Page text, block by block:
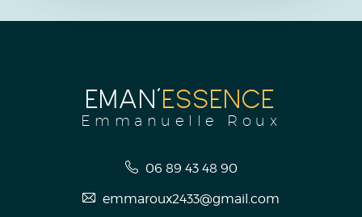
EMAN'ESSENCE
Emmanuelle Roux
06 89 43 48 90
emmaroux2433@gmail.com